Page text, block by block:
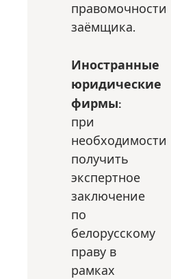
правомочности
заёмщика.
Иностранные
юридические
фирмы:
при
необходимости
получить
экспертное
заключение
по
белорусскому
праву в
рамках